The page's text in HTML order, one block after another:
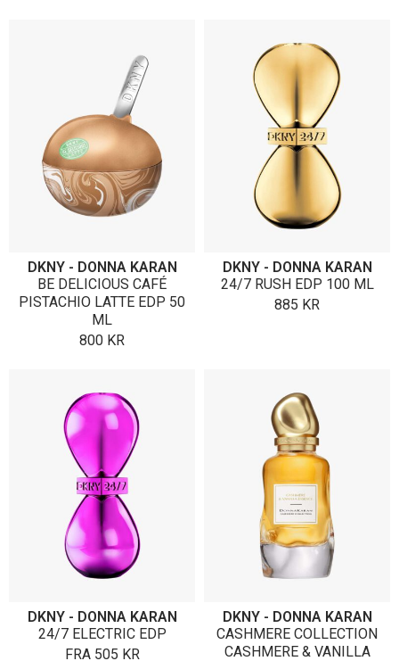
DKNY - DONNA KARAN
BE DELICIOUS CAFÉ
PISTACHIO LATTE EDP 50
ML
800 KR
DKNY - DONNA KARAN
24/7 RUSH EDP 100 ML
885 KR
DKNY - DONNA KARAN
24/7 ELECTRIC EDP
FRA 505 KR
DKNY - DONNA KARAN
CASHMERE COLLECTION
CASHMERE & VANILLA